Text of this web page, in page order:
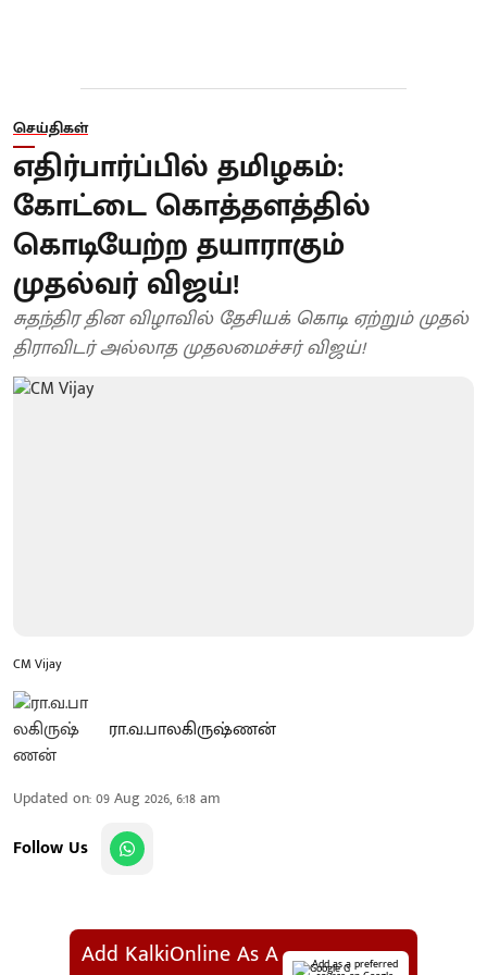
செய்திகள்
எதிர்பார்ப்பில் தமிழகம்:
கோட்டை கொத்தளத்தில்
கொடியேற்ற தயாராகும்
முதல்வர் விஜய்!
சுதந்திர தின விழாவில் தேசியக் கொடி ஏற்றும் முதல்
திராவிடர் அல்லாத முதலமைச்சர் விஜய்!
CM Vijay
ரா.வ.பாலகிருஷ்ணன்
Updated on:09 Aug 2026, 6:18 am
Follow Us
Add KalkiOnline As A
Add as a preferred